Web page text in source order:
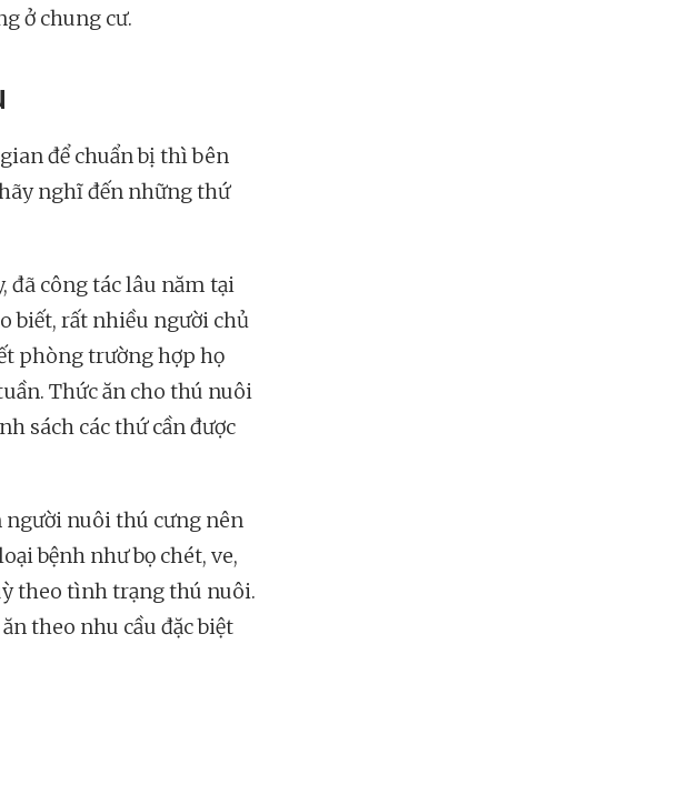
ở chung cư.
để chuẩn bị thì bên
nghĩ đến những thứ
đã công tác lâu năm tại
biết, rất nhiều người chủ
phòng trường hợp họ
Thức ăn cho thú nuôi
sách các thứ cần được
nuôi thú cưng nên
bệnh như bọ chét, ve,
theo tình trạng thú nuôi.
theo nhu cầu đặc biệt